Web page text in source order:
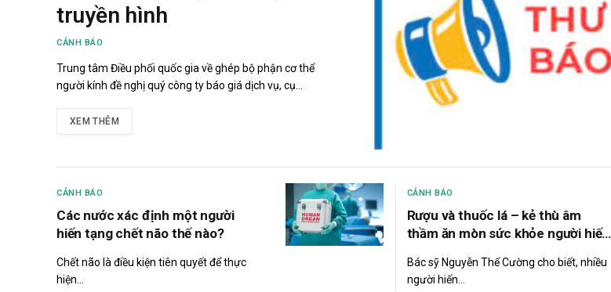
truyền hình
CẢNH BÁO
Trung tâm Điều phối quốc gia về ghép bộ phận cơ thể
người kính đề nghị quý công ty báo giá dịch vụ, cụ…
XEM THÊM
CẢNH BÁO
Các nước xác định một người
hiến tạng chết não thế nào?
Chết não là điều kiện tiên quyết để thực
hiện…
CẢNH BÁO
Rượu và thuốc lá – kẻ thù âm
thầm ăn mòn sức khỏe người hiến
Bác sỹ Nguyễn Thế Cường cho biết, nhiều
người hiến…